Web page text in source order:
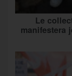
Le
manifestera